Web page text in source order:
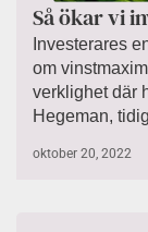
Så ökar vi
Investerares
om
verklighet där
Hegeman,
oktober 20, 2022